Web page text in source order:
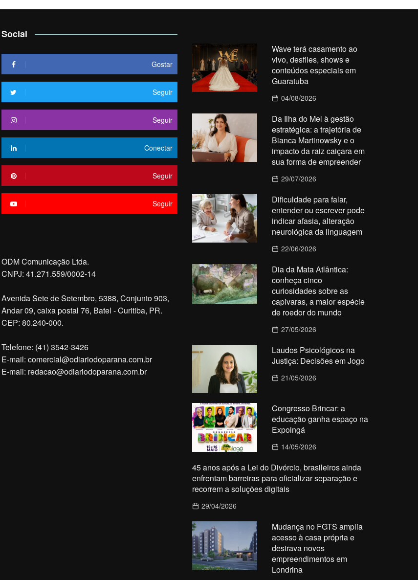
Social
Gostar
Seguir
Seguir
Conectar
Seguir
Seguir
ODM Comunicação Ltda.
CNPJ: 41.271.559/0002-14
Avenida Sete de Setembro, 5388, Conjunto 903,
Andar 09, caixa postal 76, Batel - Curitiba, PR.
CEP: 80.240-000.
Telefone: (41) 3542-3426
E-mail: comercial@odiariodoparana.com.br
E-mail: redacao@odiariodoparana.com.br
Wave terá casamento ao
vivo, desfiles, shows e
conteúdos especiais em
Guaratuba
04/08/2026
Da Ilha do Mel à gestão
estratégica: a trajetória de
Bianca Martinowsky e o
impacto da raiz caiçara em
sua forma de empreender
29/07/2026
Dificuldade para falar,
entender ou escrever pode
indicar afasia, alteração
neurológica da linguagem
22/06/2026
Dia da Mata Atlântica:
conheça cinco
curiosidades sobre as
capivaras, a maior espécie
de roedor do mundo
27/05/2026
Laudos Psicológicos na
Justiça: Decisões em Jogo
21/05/2026
Congresso Brincar: a
educação ganha espaço na
Expoingá
14/05/2026
45 anos após a Lei do Divórcio, brasileiros ainda
enfrentam barreiras para oficializar separação e
recorrem a soluções digitais
29/04/2026
Mudança no FGTS amplia
acesso à casa própria e
destrava novos
empreendimentos em
Londrina